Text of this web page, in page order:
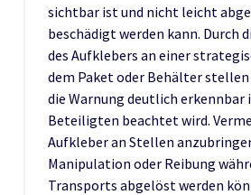
sichtbar ist und nicht leicht
beschädigt werden kann. Durch
des Aufklebers an einer
dem Paket oder Behälter stellen
die Warnung deutlich erkennbar
Beteiligten beachtet wird.
Aufkleber an Stellen
Manipulation oder Reibung
Transports abgelöst werden